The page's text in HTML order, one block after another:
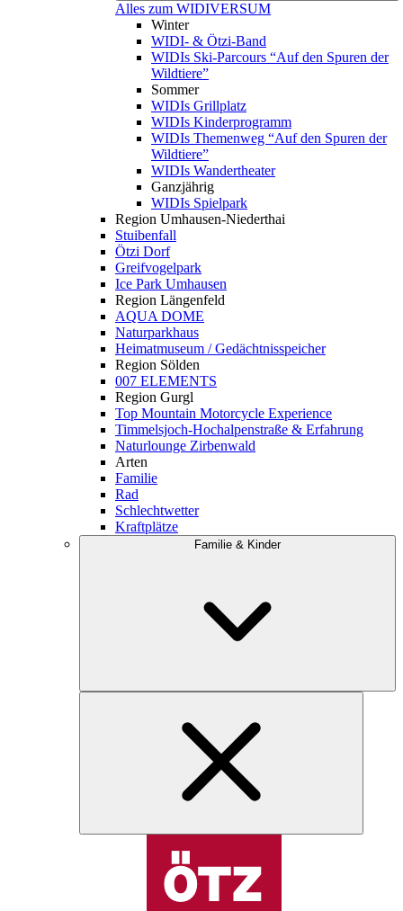
Alles zum WIDIVERSUM
Winter
WIDI- & Ötzi-Band
WIDIs Ski-Parcours “Auf den Spuren der
Wildtiere”
Sommer
WIDIs Grillplatz
WIDIs Kinderprogramm
WIDIs Themenweg “Auf den Spuren der
Wildtiere”
WIDIs Wandertheater
Ganzjährig
WIDIs Spielpark
Region Umhausen-Niederthai
Stuibenfall
Ötzi Dorf
Greifvogelpark
Ice Park Umhausen
Region Längenfeld
AQUA DOME
Naturparkhaus
Heimatmuseum / Gedächtnisspeicher
Region Sölden
007 ELEMENTS
Region Gurgl
Top Mountain Motorcycle Experience
Timmelsjoch-Hochalpenstraße & Erfahrung
Naturlounge Zirbenwald
Arten
Familie
Rad
Schlechtwetter
Kraftplätze
Familie & Kinder